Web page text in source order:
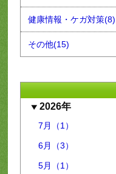
健康情報・ケガ対策(8)
その他(15)
2026年
7月（1）
6月（3）
5月（1）